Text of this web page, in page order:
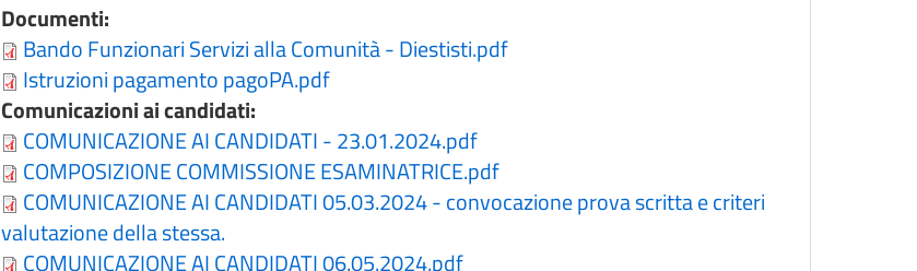
Documenti:
Bando Funzionari Servizi alla Comunità - Diestisti.pdf
Istruzioni pagamento pagoPA.pdf
Comunicazioni ai candidati:
COMUNICAZIONE AI CANDIDATI - 23.01.2024.pdf
COMPOSIZIONE COMMISSIONE ESAMINATRICE.pdf
COMUNICAZIONE AI CANDIDATI 05.03.2024 - convocazione prova scritta e criteri
valutazione della stessa.
COMUNICAZIONE AI CANDIDATI 06.05.2024.pdf